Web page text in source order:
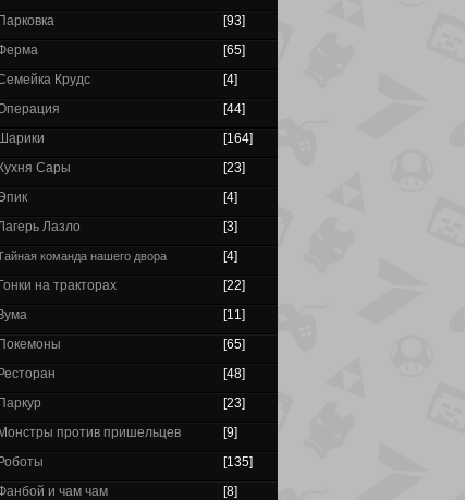
Парковка
[93]
[65]
Крудс
[4]
[44]
Шарики
[164]
Кухня Сары
[23]
[4]
Лазло
[3]
команда нашего двора
[4]
Гонки на тракторах
[22]
[11]
Покемоны
[65]
Ресторан
[48]
Паркур
[23]
Монстры против пришельцев
[9]
Роботы
[135]
и чам чам
[8]